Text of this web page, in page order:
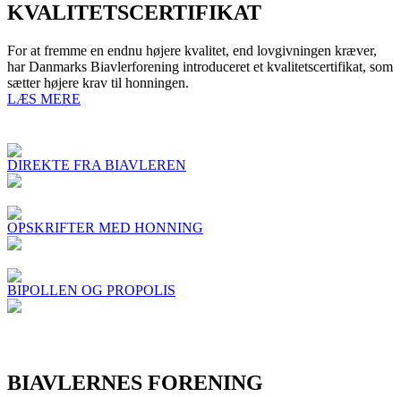
KVALITETSCERTIFIKAT
For at fremme en endnu højere kvalitet, end lovgivningen kræver,
har Danmarks Biavlerforening introduceret et kvalitetscertifikat, som
sætter højere krav til honningen.
LÆS MERE
DIREKTE FRA BIAVLEREN
OPSKRIFTER MED HONNING
BIPOLLEN OG PROPOLIS
BIAVLERNES FORENING